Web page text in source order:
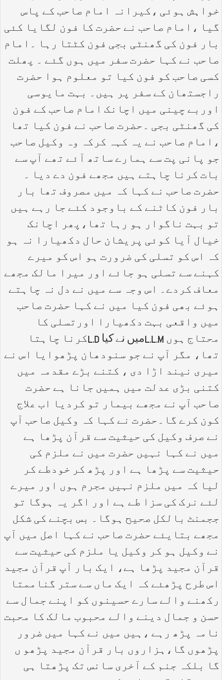
خواہش ہوئی ،کیرانہ امام صاحب کے پاس
گیا ،امام صاحب نے حضرت کا فون لگایا کئی
بار فون کی گھنٹی بجی فون کٹتا رہا ۔امام
صاحب نے کہا حضرت سفر میں ہوں گئے ۔ پھلت
کسی صاحب کو فون کیا تو معلوم ہوا حضرت
راجستھان کے سفر پر ہیں۔ بہت مایوسی
اوربے چینی میں اچانک امام صاحب کے فون
کی گھنٹی بجی ۔حضرت صاحب نے فون کیا تھا
،امام صاحب نے یہ کہہ کرکہ وہ وکیل صاحب
جو پانی پت سے ہمارے ساتھ آئے تھے آپ سے
بات کرنا چاہتے ہیں مجھے فون دے دیا ۔
حضرت صاحب نے کہا کہ میں مصروف تھا بار
بار فون کاٹنے کے باوجود کئے جا رہے ہیں
تو بہت ناگوار ہو رہا تھا،پھر اچانک
خیال آیا کوئی پریشان حال دکھیارا نہ ہو
کہ اس کو تسلی کی ضرورت ہو اس کو میرے
کہنے سے تسلی ہو جائے اور میرا مالک مجھے
معاف کردے۔ اس وجہ سے میں نے دل نہ چاہتے
ہوئے بھی فون کیا میں نے کہا حضرت صاحب
میں واقعی بہت دکھیارا اورتسلی کا
محتاج ہوں L.L.Mمیں نے کیا L.Dکرنا چاہتا
تھا، مگر آپ نے جو سنودھان پڑھوایا اس نے
میری نیند اڑا دی ، کتنے بڑے مقدمہ میں
کتنی بڑی عدلت میں ہمیں جانا ہے حضرت
صاحب آپ نے مجھے بیمار تو کردیا اب علاج
کون کرے گا۔حضرت نے کہا کہ وکیل صاحب آپ
نے صرف وکیل کی حیثیت سے قرآن پڑھا ہے
میں نے کہا نہیں حضرت میں نے ملزم کی
حیثیت سے پڑھا ہے اور پڑھ کر خودطے کر
لیا کہ میں ملزم نہیں مجرم ہوں اور میرے
لئے نرک کی سزا طے ہے اور اگر یہ ہوگا تو
ججمنٹ بالکل صحیح ہوگا۔ بس بچنے کی شکل
مجھے بتایئے حضرت صاحب نے کہا اصل میں آپ
نے وکیل ہو کر وکیل یا ملزم کی حیثیت سے
قرآن مجید پڑھا ہے، ایک بار آپ قرآن مجید
اس طرح پڑھئے کہ ایک ماں سے ستر گناممتا
رکھنے والے سارے حسینوں کو اپنے جمال سے
حسن و جمال دینے والے محبوب مالک کا محبت
نامہ پڑھ رہے ،ہیں میں نے کہا میں ضرور
پڑھوں گا،ہزاروں بار قرآن مجید پڑھو ں
گا بلکہ جنم کے آخری سانس تک پڑھتا ہی